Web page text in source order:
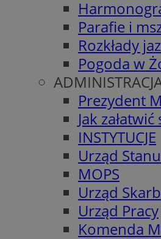
Parafie i
Rozkłady
Pogoda w
Prezydent
Jak
INSTYTUCJE
Urząd
MOPS
Urząd
Urząd Pracy
Komenda